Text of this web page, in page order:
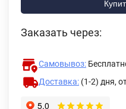
Заказать через:
Самовывоз:
Доставка: (1-2) дня,